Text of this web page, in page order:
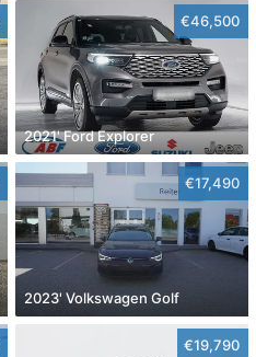
€46,500
2021' Ford Explorer
€17,490
2023' Volkswagen Golf
€19,790